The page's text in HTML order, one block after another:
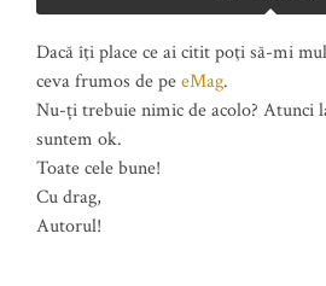
Dacă îţi place ce ai citit poţi să-mi
ceva frumos de peeMag.
Nu-ți trebuie nimic de acolo? Atunci
suntem ok.
Toate cele bune!
Cu drag,
Autorul!